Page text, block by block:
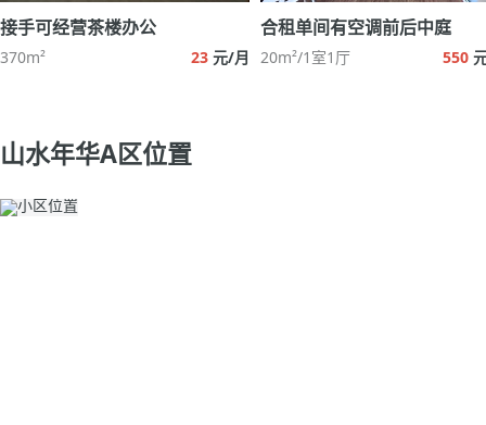
接手可经营茶楼办公
370m² 23 元/月
合租单间有空调前后中庭
20m²/1室1厅 550
山水年华A区位置